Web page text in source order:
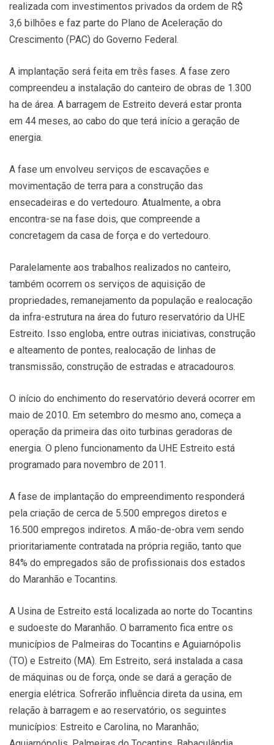
realizada com investimentos privados da ordem de R$
3,6 bilhões e faz parte do Plano de Aceleração do
Crescimento (PAC) do Governo Federal.
A implantação será feita em três fases. A fase zero
compreendeu a instalação do canteiro de obras de 1.300
ha de área. A barragem de Estreito deverá estar pronta
em 44 meses, ao cabo do que terá início a geração de
energia.
A fase um envolveu serviços de escavações e
movimentação de terra para a construção das
ensecadeiras e do vertedouro. Atualmente, a obra
encontra-se na fase dois, que compreende a
concretagem da casa de força e do vertedouro.
Paralelamente aos trabalhos realizados no canteiro,
também ocorrem os serviços de aquisição de
propriedades, remanejamento da população e realocação
da infra-estrutura na área do futuro reservatório da UHE
Estreito. Isso engloba, entre outras iniciativas, construção
e alteamento de pontes, realocação de linhas de
transmissão, construção de estradas e atracadouros.
O início do enchimento do reservatório deverá ocorrer em
maio de 2010. Em setembro do mesmo ano, começa a
operação da primeira das oito turbinas geradoras de
energia. O pleno funcionamento da UHE Estreito está
programado para novembro de 2011.
A fase de implantação do empreendimento responderá
pela criação de cerca de 5.500 empregos diretos e
16.500 empregos indiretos. A mão-de-obra vem sendo
prioritariamente contratada na própria região, tanto que
84% do empregados são de profissionais dos estados
do Maranhão e Tocantins.
A Usina de Estreito está localizada ao norte do Tocantins
e sudoeste do Maranhão. O barramento fica entre os
municípios de Palmeiras do Tocantins e Aguiarnópolis
(TO) e Estreito (MA). Em Estreito, será instalada a casa
de máquinas ou de força, onde se dará a geração de
energia elétrica. Sofrerão influência direta da usina, em
relação à barragem e ao reservatório, os seguintes
municípios: Estreito e Carolina, no Maranhão;